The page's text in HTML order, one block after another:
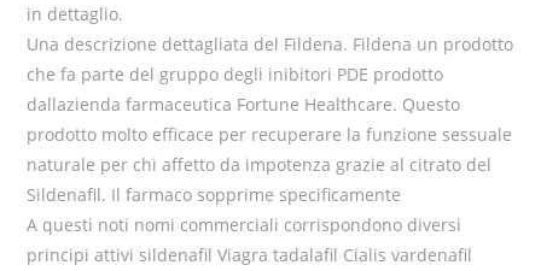
in dettaglio.
Una descrizione dettagliata del Fildena. Fildena un prodotto
che fa parte del gruppo degli inibitori PDE prodotto
dallazienda farmaceutica Fortune Healthcare. Questo
prodotto molto efficace per recuperare la funzione sessuale
naturale per chi affetto da impotenza grazie al citrato del
Sildenafil. Il farmaco sopprime specificamente
A questi noti nomi commerciali corrispondono diversi
principi attivi sildenafil Viagra tadalafil Cialis vardenafil